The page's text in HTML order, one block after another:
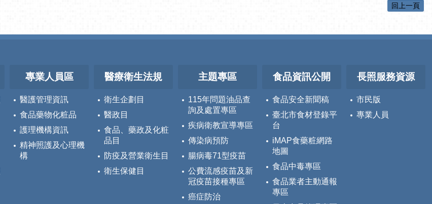
回上一頁
專業人員區
醫護管理資訊
食品藥物化粧品
護理機構資訊
精神照護及心理機
構
醫療衛生法規
衛生企劃目
醫政目
食品、藥政及化粧
品目
防疫及營業衛生目
衛生保健目
主題專區
115年問題油品查
詢及處置專區
疾病衛教宣導專區
傳染病預防
腸病毒71型疫苗
公費流感疫苗及新
冠疫苗接種專區
癌症防治
食品資訊公開
食品安全新聞稿
臺北市食材登錄平
台
iMAP食藥粧網路
地圖
食品中毒專區
食品業者主動通報
專區
長照服務資源
市民版
專業人員